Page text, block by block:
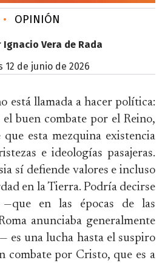
• OPINIÓN
Ignacio Vera de Rada
12 de junio de 2026
está llamada a hacer política:
buen combate por el Reino,
que esta mezquina existencia
e ideologías pasajeras.
sí defiende valores e incluso
en la Tierra. Podría decirse
en las épocas de las
anunciaba generalmente
es una lucha hasta el suspiro
combate por Cristo, que es a